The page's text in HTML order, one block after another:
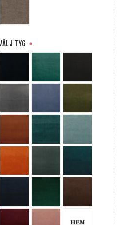
TYG *